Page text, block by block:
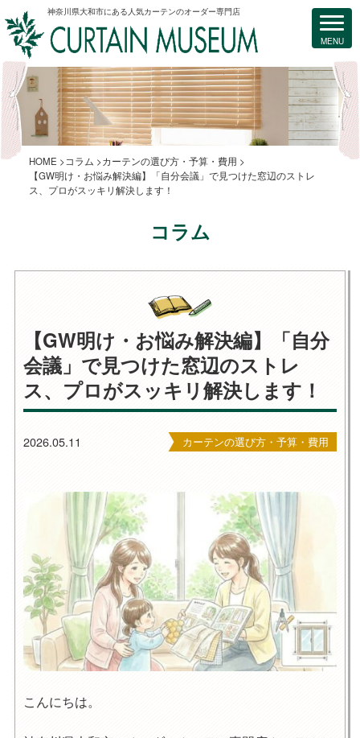
神奈川県大和市にある人気カーテンのオーダー専門店
HOME コラム
カーテンの選び方・予算・費用
【GW明け・お悩み解決編】「自分会議」で見つけた窓辺のストレ
ス、プロがスッキリ解決します！
コラム
【GW明け・お悩み解決編】「自分
会議」で見つけた窓辺のストレ
ス、プロがスッキリ解決します！
2026.05.11 カーテンの選び方・予算・費用
こんにちは。